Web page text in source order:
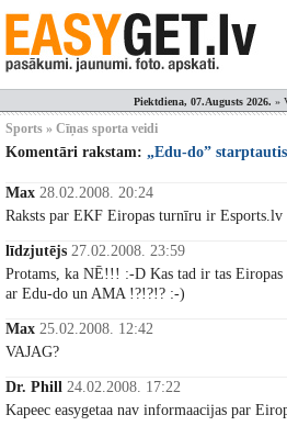
Piektdiena, 07.Augusts 2026. »
Sports » Cīņas sporta veidi
Komentāri rakstam: „Edu-do”
Max 28.02.2008. 20:24
Raksts par EKF Eiropas turnīru ir Esports.lv
līdzjutējs 27.02.2008. 23:59
Protams, ka NĒ!!! :-D Kas tad ir tas
ar Edu-do un AMA !?!?!? :-)
Max 25.02.2008. 12:42
VAJAG?
Dr. Phill 24.02.2008. 17:22
Kapeec easygetaa nav informaacijas par